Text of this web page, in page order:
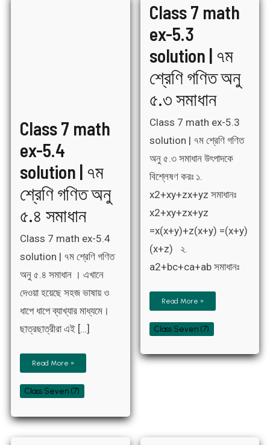
Class 7 math
ex-5.4
solution | ৭ম
শ্রেণি গণিত অনু
৫.৪ সমাধান
Class 7 math ex-5.4
solution | ৭ম শ্রেণি গণিত
অনু ৫.৪ সমাধান । এখানে
দেওয়া হয়েছে সহজ ভাষায় ও
ধাপে ধাপে ব্যাখ্যার মাধ্যমে।
ছাত্রছাত্রীরা এই […]
Read More »
Class Seven (7)
Class 7 math
ex-5.3
solution | ৭ম
শ্রেণি গণিত অনু
৫.৩ সমাধান
Class 7 math ex-5.3
solution | ৭ম শ্রেণি গণিত
অনু ৫.৩ সমাধান উৎপাদকে
বিশ্লেষণ করঃ ১.
x2+xy+zx+yz সমাধানঃ
x2+xy+zx+yz
=x(x+y)+z(x+y) =(x+y)
(x+z) ২.
a2+bc+ca+ab সমাধানঃ
7
math
5.3
solution
৭ম
শ্রেণি
গণিত
অনু
৫.৩
সমাধান
Read More »
Class Seven (7)